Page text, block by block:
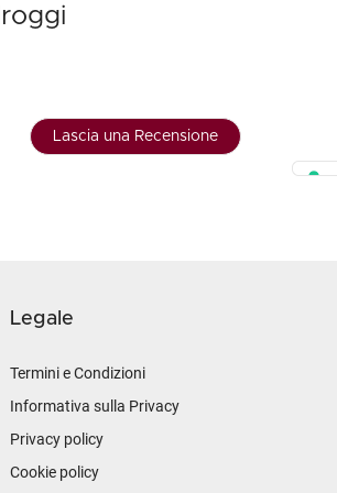
Lascia una Recensione
Legale
Termini e Condizioni
Informativa sulla Privacy
Privacy policy
Cookie policy